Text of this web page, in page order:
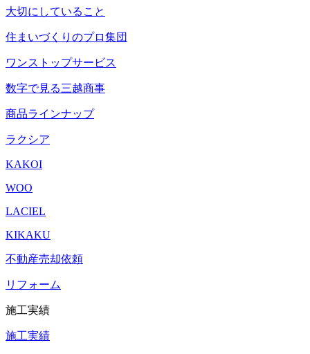
大切にしていること
住まいづくりのプロ集団
ワンストップサービス
数字で見る三越商事
商品ラインナップ
ラクシア
KAKOI
WOO
LACIEL
KIKAKU
不動産売却依頼
リフォーム
施工実績
施工実績